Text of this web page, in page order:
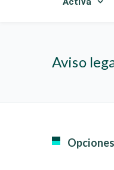
Aviso
Opciones